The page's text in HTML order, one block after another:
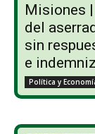
Misiones
del
sin
e
Política y